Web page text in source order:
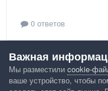
0 ответов
Важная
Мы разместили cookie-
ваше устройство, чтобы